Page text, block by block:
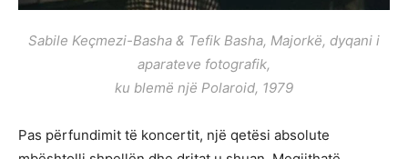
Sabile Keçmezi-Basha & Tefik Basha, Majorkë, dyqani i
aparateve fotografik,
ku blemë një Polaroid, 1979
Pas përfundimit të koncertit, një qetësi absolute